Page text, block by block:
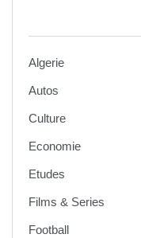
Algerie
Autos
Culture
Economie
Etudes
Films & Series
Football